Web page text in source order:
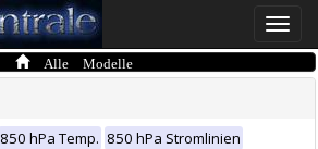
Toggle
Alle Modelle
850 hPa Temp. 850 hPa Stromlinien